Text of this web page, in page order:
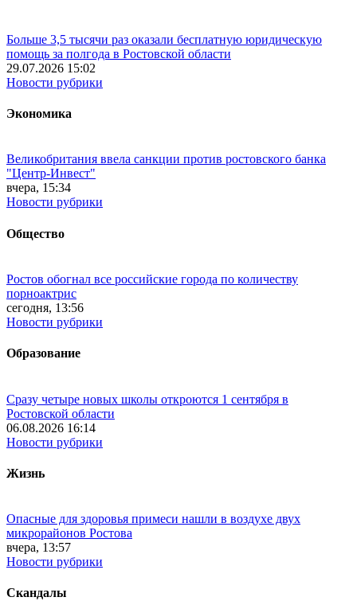
Больше 3,5 тысячи раз оказали бесплатную юридическую
помощь за полгода в Ростовской области
29.07.2026 15:02
Новости рубрики
Экономика
Великобритания ввела санкции против ростовского банка
"Центр-Инвест"
вчера, 15:34
Новости рубрики
Общество
Ростов обогнал все российские города по количеству
порноактрис
сегодня, 13:56
Новости рубрики
Образование
Сразу четыре новых школы откроются 1 сентября в
Ростовской области
06.08.2026 16:14
Новости рубрики
Жизнь
Опасные для здоровья примеси нашли в воздухе двух
микрорайонов Ростова
вчера, 13:57
Новости рубрики
Скандалы